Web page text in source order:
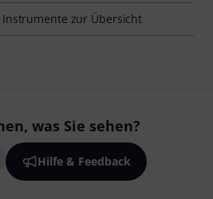
zur Übersicht
was Sie sehen?
Hilfe & Feedback